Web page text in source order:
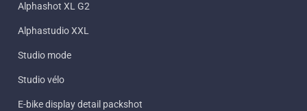
Alphashot XL G2
Alphastudio XXL
Studio mode
Studio vélo
E-bike display detail packshot